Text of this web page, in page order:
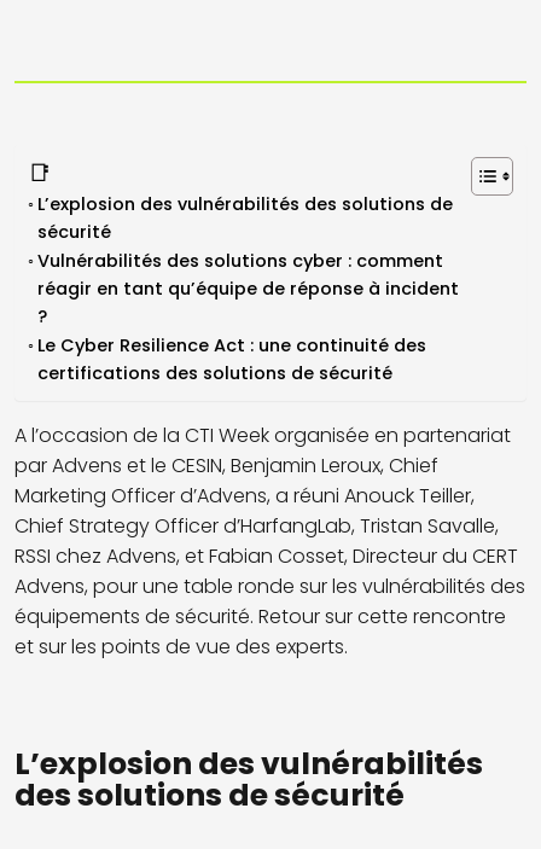
📑
L’explosion des vulnérabilités des solutions de
sécurité
Vulnérabilités des solutions cyber : comment
réagir en tant qu’équipe de réponse à incident
?
Le Cyber Resilience Act : une continuité des
certifications des solutions de sécurité
A l’occasion de la CTI Weekorganisée en partenariat
parAdvens et le CESIN, Benjamin Leroux, Chief
Marketing Officerd’Advens, a réuni Anouck Teiller,
Chief StrategyOfficerd’HarfangLab, Tristan Savalle,
RSSI chez Advens, et Fabian Cosset, Directeur du CERT
Advens, pour une table ronde sur les vulnérabilités des
équipements de sécurité. Retour sur cette rencontre
et surles points de vue des experts.
L’explosion des vulnérabilités
des solutions de sécurité